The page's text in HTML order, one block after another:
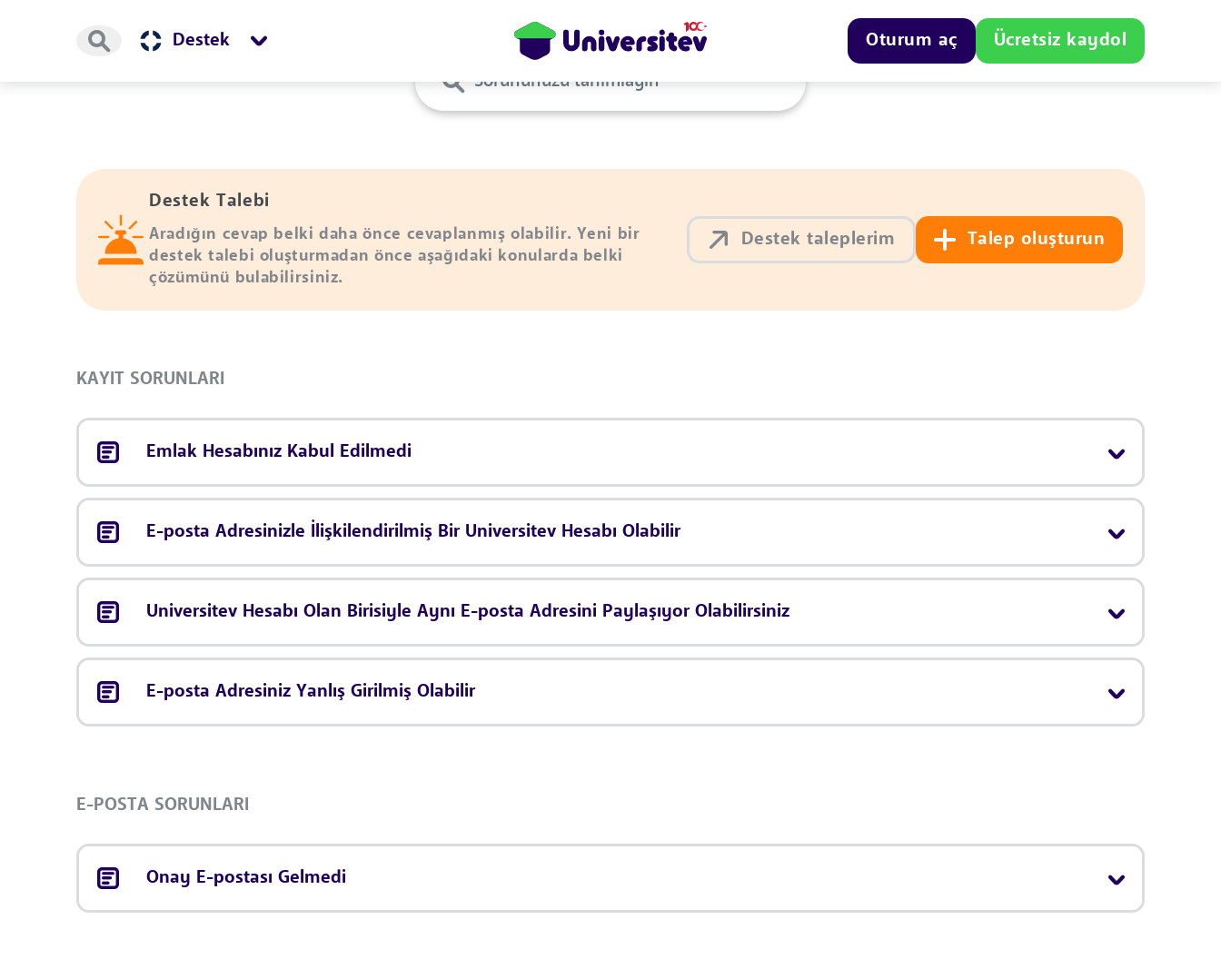
Destek Oturum aç Ücretsiz kaydol
Kayıt Olma
Destek Talebi
Aradığın cevap belki daha önce cevaplanmış olabilir. Yeni bir
destek talebi oluşturmadan önce aşağıdaki konularda belki
çözümünü bulabilirsiniz.
Destek taleplerim Talep oluşturun
KAYIT SORUNLARI
Emlak Hesabınız Kabul Edilmedi
E-posta Adresinizle İlişkilendirilmiş Bir Universitev Hesabı Olabilir
Universitev Hesabı Olan Birisiyle Aynı E-posta Adresini Paylaşıyor Olabilirsiniz
E-posta Adresiniz Yanlış Girilmiş Olabilir
E-POSTA SORUNLARI
Onay E-postası Gelmedi